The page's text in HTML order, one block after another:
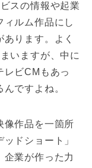
スの情報や起業
ィルム作品にし
ります。よく
いますが、中に
レビCMもあっ
ですよね。
像作品を一箇所
ドショート」
企業が作った力